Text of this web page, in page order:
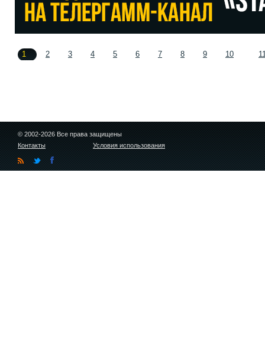
1 2 3 4 5 6 7 8 9 10
© 2002-2026 Все права защищены
Контакты
Условия использования